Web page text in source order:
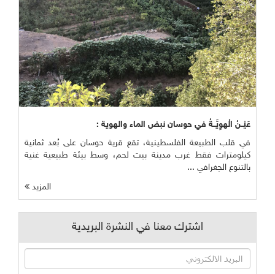
عَيْــنُ الْهوِيَّــةُ في حوسان نبض الماء والهوية :
في قلب الطبيعة الفلسطينية، تقع قرية حوسان على بُعد ثمانية
كيلومترات فقط غرب مدينة بيت لحم، وسط بيئة طبيعية غنية
بالتنوع الجغرافي ...
المزيد
اشترك معنا في النشرة البريدية